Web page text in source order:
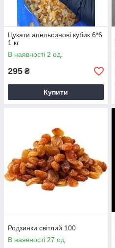
Цукати апельсинові кубик 6*6
1 кг
В наявності 2 од.
295 ₴
Купити
Родзинки світлий 100
В наявності 27 од.